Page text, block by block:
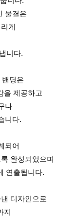
물결은
게
니다.
딩은
을 제공하고
나
니다.
되어
완성되었으며
연출됩니다.
디자인으로
지